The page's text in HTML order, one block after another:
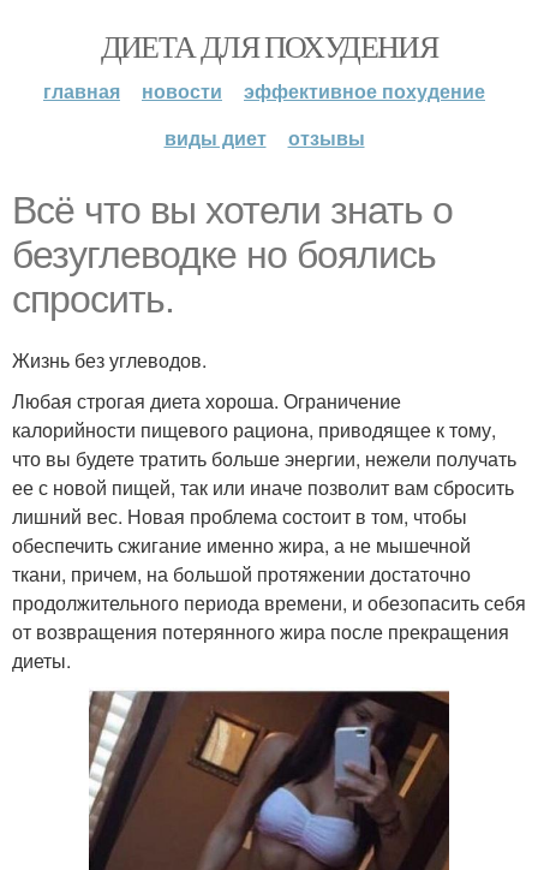
ДИЕТА ДЛЯ ПОХУДЕНИЯ
главная новости
эффективное похудение
виды диет
отзывы
Всё что вы хотели знать о
безуглеводке но боялись
спросить.
Жизнь без углеводов.
Любая строгая диета хороша. Ограничение
калорийности пищевого рациона, приводящее к тому,
что вы будете тратить больше энергии, нежели получать
ее с новой пищей, так или иначе позволит вам сбросить
лишний вес. Новая проблема состоит в том, чтобы
обеспечить сжигание именно жира, а не мышечной
ткани, причем, на большой протяжении достаточно
продолжительного периода времени, и обезопасить себя
от возвращения потерянного жира после прекращения
диеты.